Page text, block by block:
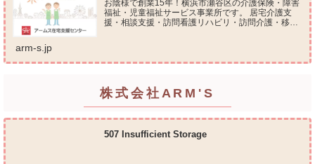
お陰様で創業15年！横浜市瀬谷区の介護保険・障害
福祉・児童福祉サービス事業所です。 居宅介護支
援・相談支援・訪問看護リハビリ・訪問介護・移動
arm-s.jp
株式会社ARM'S
507 Insufficient Storage